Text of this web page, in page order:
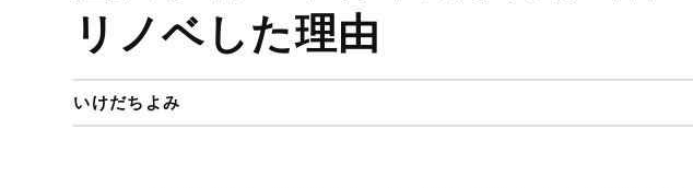
リノベした理由
いけだちよみ